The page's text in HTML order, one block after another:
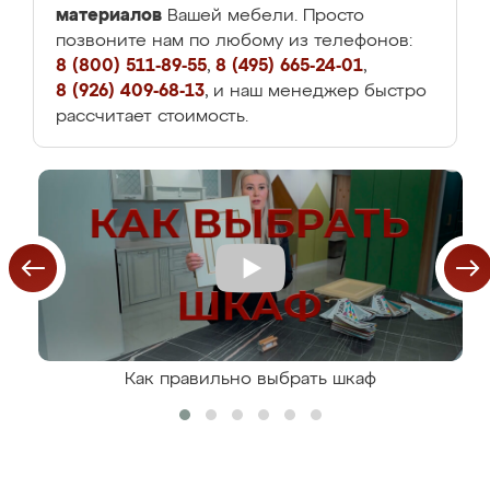
материалов Вашей мебели. Просто
позвоните нам по любому из телефонов:
8 (800) 511-89-55, 8 (495) 665-24-01,
8 (926) 409-68-13, и наш менеджер быстро
рассчитает стоимость.
Как правильно выбрать шкаф